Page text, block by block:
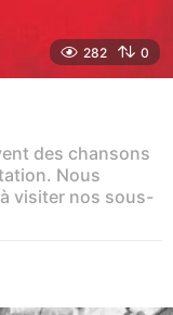
282 0
des chansons
Nous
visiter nos sous-